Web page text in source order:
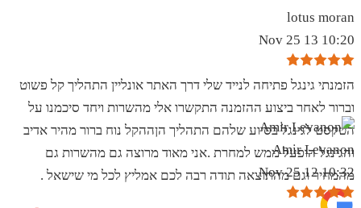
lotus moran
10:20 13 Nov 25
הזמנתי גינגל פתיחה לנייד שלי דרך האתר אונליין התהליך קל פשוט
וברור לאחר ביצוע ההזמנה התקשרו אלי מהשרות ויחד סיכמנו על
הטקסט לגינגל בסיוע שלהם התהליך הןההקל נוח ברור מהיר אדיב
והגינגל הופעל ממש למחרת .אני מאוד מרוצה גם מהשרות גם
מהמחיר וגם מהתוצאה תודה רבה לכם אמליץ לכל מי שישאל .
Amir Levanon
10:32 12 Nov 25